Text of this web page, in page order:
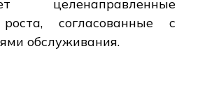
целенаправленные
согласованные с
обслуживания.